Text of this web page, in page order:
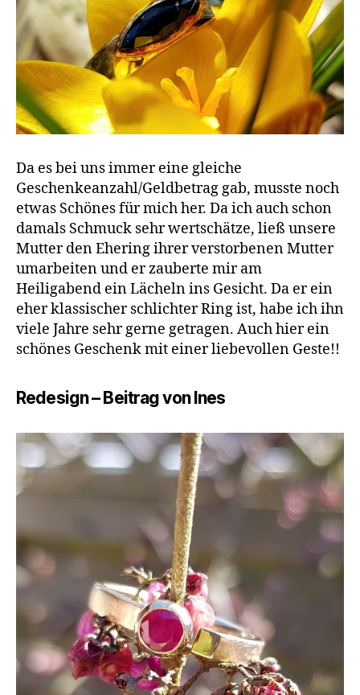
Da es bei uns immer eine gleiche
Geschenkeanzahl/Geldbetrag gab, musste noch
etwas Schönes für mich her. Da ich auch schon
damals Schmuck sehr wertschätze, ließ unsere
Mutter den Ehering ihrer verstorbenen Mutter
umarbeiten und er zauberte mir am
Heiligabend ein Lächeln ins Gesicht. Da er ein
eher klassischer schlichter Ring ist, habe ich ihn
viele Jahre sehr gerne getragen. Auch hier ein
schönes Geschenk mit einer liebevollen Geste!!
Redesign – Beitrag von Ines